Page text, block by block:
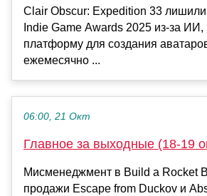
Clair Obscur: Expedition 33
Indie Game Awards 2025 из-за ИИ,
платформу для создания
ежемесячно ...
06:00, 21 Окт
Главное за выходные (18-19
Мисменеджмент в Build a Rocket
продажи Escape from Duckov и